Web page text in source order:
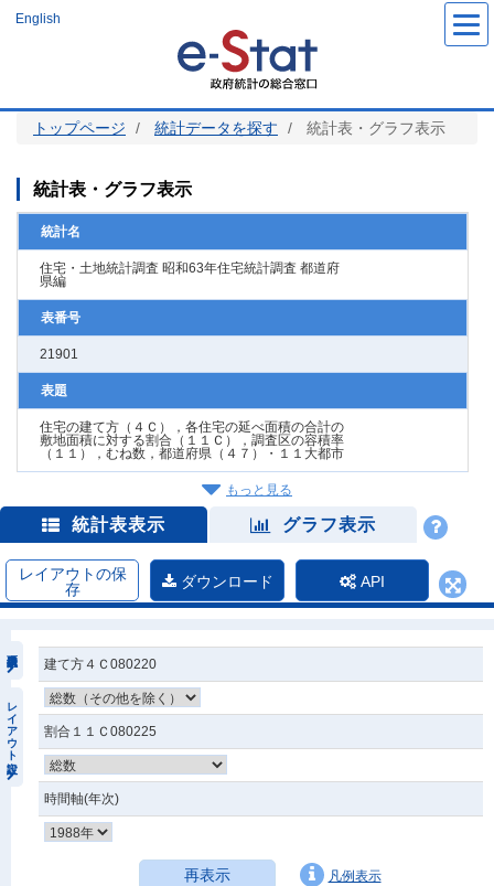
ツ
English
トップページ 統計データを探す 統計表・グラフ表示
統計表・グラフ表示
統計名
住宅・土地統計調査 昭和63年住宅統計調査 都道府
県編
表番号
21901
表題
住宅の建て方（４Ｃ），各住宅の延べ面積の合計の
敷地面積に対する割合（１１Ｃ），調査区の容積率
（１１），むね数，都道府県（４７）・１１大都市
もっと見る
統計表表示 グラフ表示
レイアウトの保
存
ダウンロード API
レイアウト設定
建て方４Ｃ080220
割合１１Ｃ080225
時間軸(年次)
再表示 凡例表示